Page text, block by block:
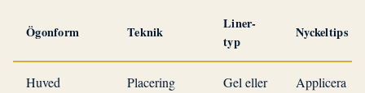
Ögonform Teknik
Liner-
typ
Nyckeltips
Huved
Placering
Gel eller
Applicera